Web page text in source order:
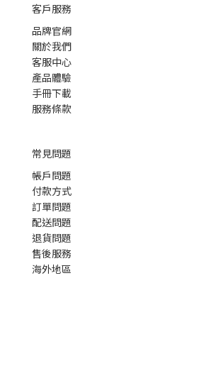
客戶服務
品牌官網
關於我們
客服中心
產品體驗
手冊下載
服務條款
常見問題
帳戶問題
付款方式
訂單問題
配送問題
退貨問題
售後服務
海外地區